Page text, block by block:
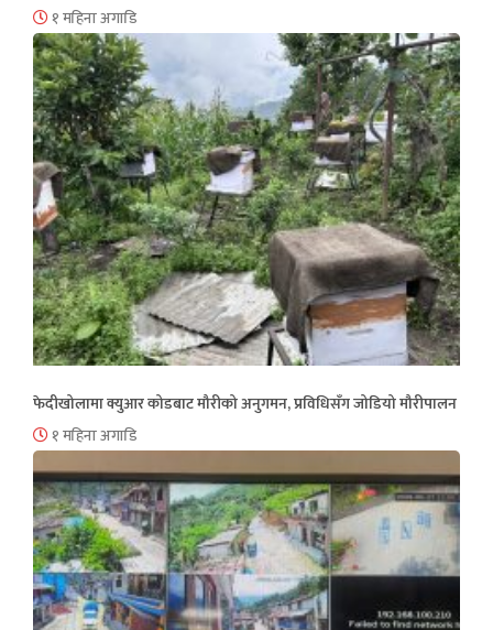
१ महिना अगाडि
फेदीखोलामा क्युआर कोडबाट मौरीको अनुगमन, प्रविधिसँग जोडियो मौरीपालन
१ महिना अगाडि